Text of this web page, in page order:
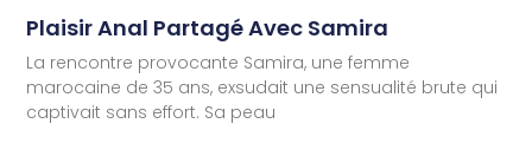
Plaisir Anal Partagé Avec Samira
La rencontre provocante Samira, une femme
marocaine de 35 ans, exsudait une sensualité brute qui
captivait sans effort. Sa peau